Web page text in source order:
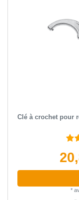
Clé à crochet pour
*